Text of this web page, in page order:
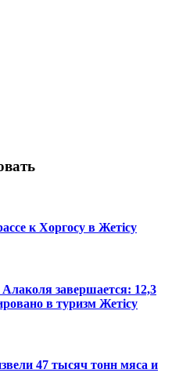
к Хоргосу в Жетісу
завершается: 12,3
в туризм Жетісу
47 тысяч тонн мяса и